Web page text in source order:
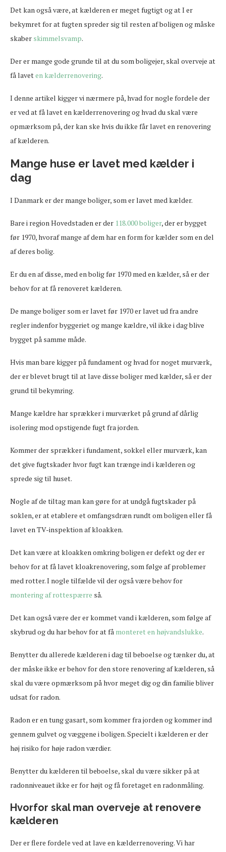
Det kan også være, at kælderen er meget fugtigt og at I er
bekymret for at fugten spreder sig til resten af boligen og måske
skaber skimmelsvamp.
Der er mange gode grunde til at du som boligejer, skal overveje at
få laveten kælderrenovering.
I denne artikel kigger vi nærmere på, hvad for nogle fordele der
er ved at få lavet en kælderrenovering og hvad du skal være
opmærksom på, der kan ske hvis du ikke får lavet en renovering
af kælderen.
Mange huse er lavet med kælder i
dag
I Danmark er der mange boliger, som er lavet med kælder.
Bare i region Hovedstaden er der 118.000 boliger, der er bygget
før 1970, hvoraf mange af dem har en form for kælder som en del
af deres bolig.
Er du en af disse, med en bolig før 1970 med en kælder, så er der
behov for at få renoveret kælderen.
De mange boliger som er lavet før 1970 er lavet ud fra andre
regler indenfor byggeriet og mange kældre, vil ikke i dag blive
bygget på samme måde.
Hvis man bare kigger på fundament og hvad for noget murværk,
der er blevet brugt til at lave disse boliger med kælder, så er der
grund til bekymring.
Mange kældre har sprækker i murværket på grund af dårlig
isolering mod opstigende fugt fra jorden.
Kommer der sprækker i fundament, sokkel eller murværk, kan
det give fugtskader hvor fugt kan trænge ind i kælderen og
sprede sig til huset.
Nogle af de tiltag man kan gøre for at undgå fugtskader på
soklen, er at etablere et omfangsdræn rundt om boligen eller få
lavet en TV-inspektion af kloakken.
Det kan være at kloakken omkring boligen er defekt og der er
behov for at få lavet kloakrenovering, som følge af problemer
med rotter. I nogle tilfælde vil der også være behov for
montering af rottespærre så.
Det kan også være der er kommet vand i kælderen, som følge af
skybrud og du har behov for at få monteret en højvandslukke.
Benytter du allerede kælderen i dag til beboelse og tænker du, at
der måske ikke er behov for den store renovering af kælderen, så
skal du være opmærksom på hvor meget dig og din familie bliver
udsat for radon.
Radon er en tung gasart, som kommer fra jorden og kommer ind
gennem gulvet og væggene i boligen. Specielt i kælderen er der
høj risiko for høje radon værdier.
Benytter du kælderen til beboelse, skal du være sikker på at
radonniveauet ikke er for højt og få foretaget en radonmåling.
Hvorfor skal man overveje at renovere
kælderen
Der er flere fordele ved at lave en kælderrenovering. Vi har